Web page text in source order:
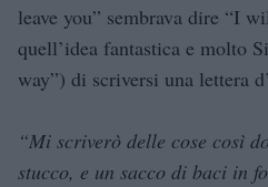
leave you” sembrava dire “I
quell’idea fantastica e molto
way”) di scriversi una lettera
“Mi scriverò delle cose così
stucco, e un sacco di baci in